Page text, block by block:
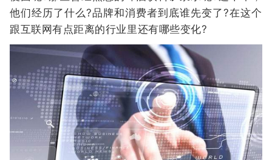
他们经历了什么?品牌和消费者到底谁先变了?在这个
跟互联网有点距离的行业里还有哪些变化?